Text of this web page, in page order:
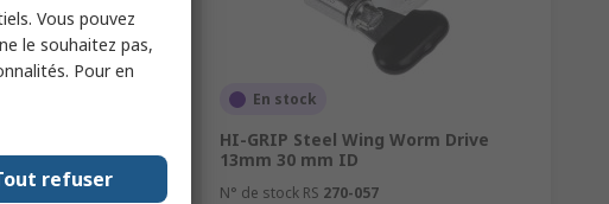
En stock
HI-GRIP Steel Wing Worm Drive
13mm 30 mm ID
N° de stock RS 270-057
Vous pouvez
le souhaitez pas,
Pour en
refuser